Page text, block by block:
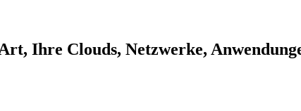
Ihre Clouds, Netzwerke,